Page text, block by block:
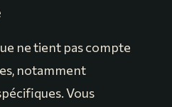
ne tient pas compte
notamment
Vous